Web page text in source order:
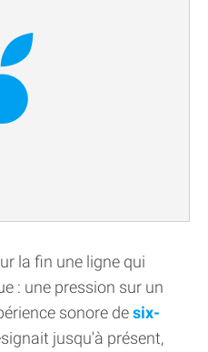
la fin une ligne qui
: une pression sur un
sonore desix-
jusqu'à présent,